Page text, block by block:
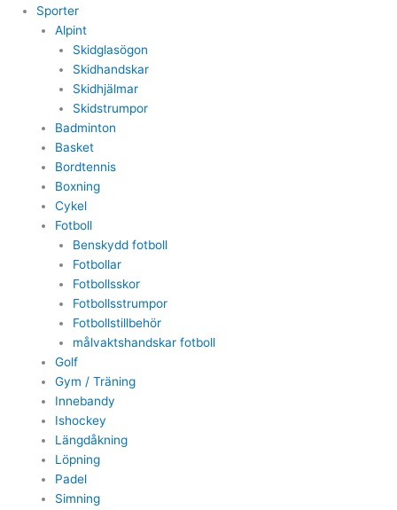
Sporter
Alpint
Skidglasögon
Skidhandskar
Skidhjälmar
Skidstrumpor
Badminton
Basket
Bordtennis
Boxning
Cykel
Fotboll
Benskydd fotboll
Fotbollar
Fotbollsskor
Fotbollsstrumpor
Fotbollstillbehör
målvaktshandskar fotboll
Golf
Gym / Träning
Innebandy
Ishockey
Längdåkning
Löpning
Padel
Simning